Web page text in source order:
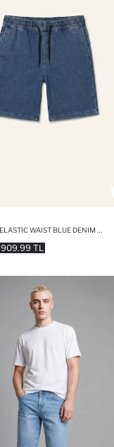
909.99 TL